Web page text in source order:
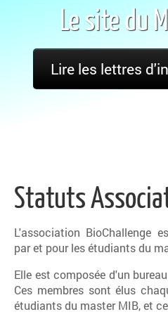
Le site du
Lire les lettres
Statuts
L'association BioChallenge
par et pour les étudiants du
Elle est composée d'un
Ces membres sont élus
étudiants du master MIB, et